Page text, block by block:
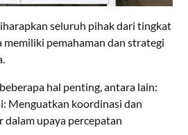
seluruh pihak dari tingkat
memiliki pemahaman dan strategi
hal penting, antara lain:
Menguatkan koordinasi dan
upaya percepatan